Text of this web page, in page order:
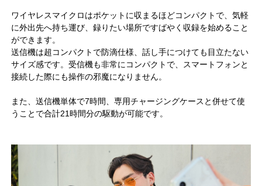
ワイヤレスマイクロはポケットに収まるほどコンパクトで、気軽
に外出先へ持ち運び、録りたい場所ですばやく収録を始めること
ができます。
送信機は超コンパクトで防滴仕様、話し手につけても目立たない
サイズ感です。受信機も非常にコンパクトで、スマートフォンと
接続した際にも操作の邪魔になりません。
また、送信機単体で7時間、専用チャージングケースと併せて使
うことで合計21時間分の駆動が可能です。